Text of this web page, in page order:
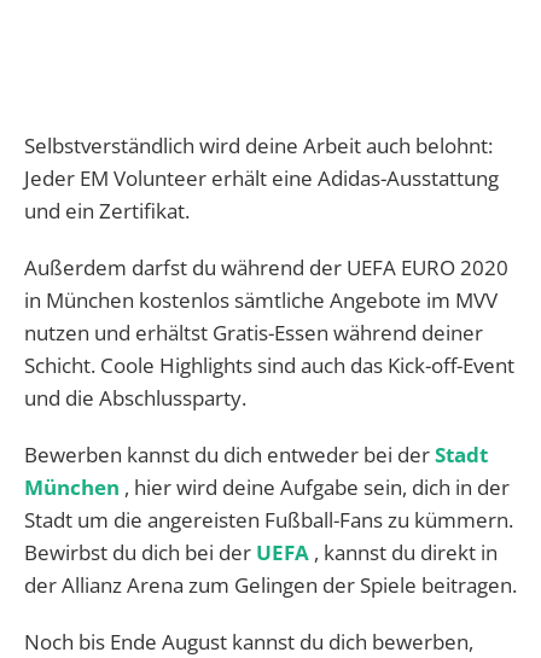
Selbstverständlich wird deine Arbeit auch belohnt:
Jeder EM Volunteer erhält eine Adidas-Ausstattung
und ein Zertifikat.
Außerdem darfst du während der UEFA EURO 2020
in München kostenlos sämtliche Angebote im MVV
nutzen und erhältst Gratis-Essen während deiner
Schicht. Coole Highlights sind auch das Kick-off-Event
und die Abschlussparty.
Bewerben kannst du dich entweder bei derStadt
München , hier wird deine Aufgabe sein, dich in der
Stadt um die angereisten Fußball-Fans zu kümmern.
Bewirbst du dich bei der UEFA , kannst du direkt in
der Allianz Arena zum Gelingen der Spiele beitragen.
Noch bis Ende August kannst du dich bewerben,